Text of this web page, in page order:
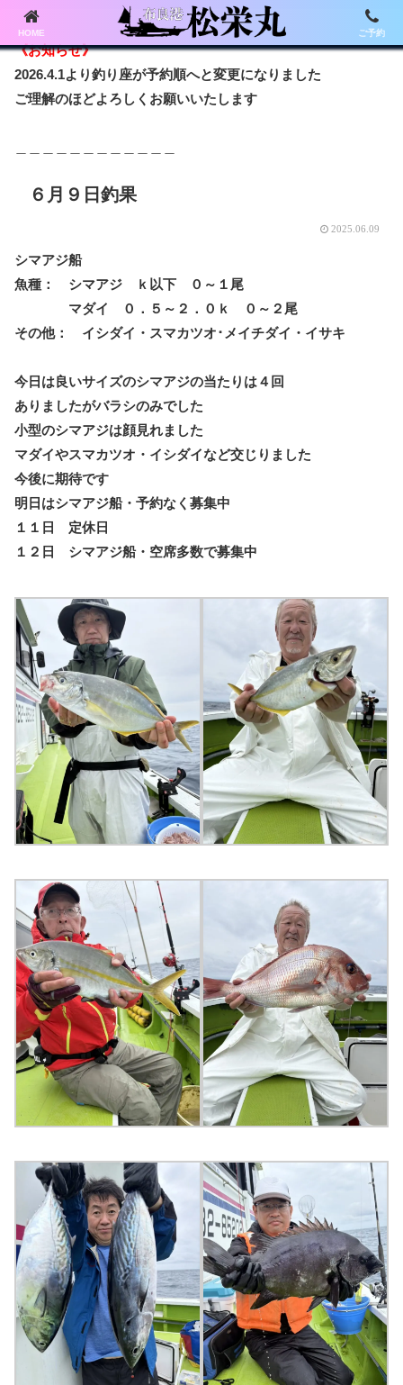
《お知らせ》
2026.4.1より釣り座が予約順へと変更になりました
ご理解のほどよろしくお願いいたします
６月９日釣果
2025.06.09
シマアジ船
魚種： シマアジ ｋ以下 ０～１尾
マダイ ０．５～２．０ｋ ０～２尾
その他： イシダイ・スマカツオ･メイチダイ・イサキ
今日は良いサイズのシマアジの当たりは４回
ありましたがバラシのみでした
小型のシマアジは顔見れました
マダイやスマカツオ・イシダイなど交じりました
今後に期待です
明日はシマアジ船・予約なく募集中
１１日 定休日
１２日 シマアジ船・空席多数で募集中
HOME ご予約